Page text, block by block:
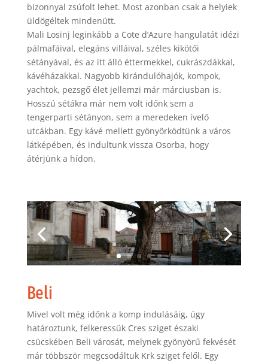
bizonnyal zsúfolt lehet. Most azonban csak a helyiek
üldögéltek mindenütt.
Mali Losinj leginkább a Cote d’Azure hangulatát idézi
pálmafáival, elegáns villáival, széles kikötői
sétányával, és az itt álló éttermekkel, cukrászdákkal,
kávéházakkal. Nagyobb kirándulóhajók, kompok,
yachtok, pezsgő élet jellemzi már márciusban is.
Hosszú sétákra már nem volt időnk sem a
tengerparti sétányon, sem a meredeken ívelő
utcákban. Egy kávé mellett gyönyörködtünk a város
látképében, és indultunk vissza Osorba, hogy
átérjünk a hídon.
Beli
Mivel volt még időnk a komp indulásáig, úgy
határoztunk, felkeressük Cres sziget északi
csücskében Beli városát, melynek gyönyörű fekvését
már többször megcsodáltuk Krk sziget felől. Egy